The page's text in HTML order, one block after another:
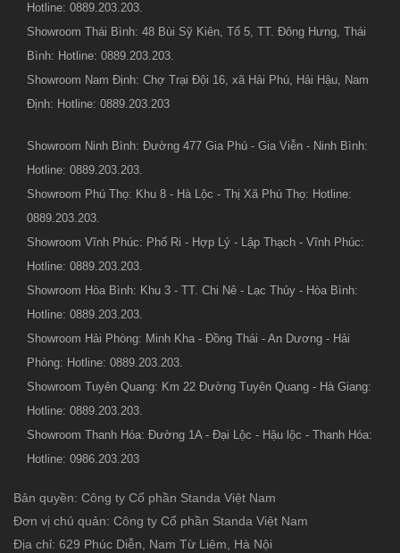
Hotline: 0889.203.203.
Showroom Thái Bình: 48 Bùi Sỹ Kiên, Tổ 5, TT. Đông Hưng, Thái
Bình: Hotline: 0889.203.203.
Showroom Nam Định: Chợ Trại Đội 16, xã Hải Phú, Hải Hậu, Nam
Định: Hotline: 0889.203.203
Showroom Ninh Bình: Đường 477 Gia Phú - Gia Viễn - Ninh Bình:
Hotline: 0889.203.203.
Showroom Phú Thọ: Khu 8 - Hà Lộc - Thị Xã Phú Thọ: Hotline:
0889.203.203.
Showroom Vĩnh Phúc: Phố Ri - Hợp Lý - Lập Thạch - Vĩnh Phúc:
Hotline: 0889.203.203.
Showroom Hòa Bình: Khu 3 - TT. Chi Nê - Lạc Thủy - Hòa Bình:
Hotline: 0889.203.203.
Showroom Hải Phòng: Minh Kha - Đồng Thái - An Dương - Hải
Phòng: Hotline: 0889.203.203.
Showroom Tuyên Quang: Km 22 Đường Tuyên Quang - Hà Giang:
Hotline: 0889.203.203.
Showroom Thanh Hóa: Đường 1A - Đại Lộc - Hậu lộc - Thanh Hóa:
Hotline: 0986.203.203
Bản quyền: Công ty Cổ phần Standa Việt Nam
Đơn vị chủ quản: Công ty Cổ phần Standa Việt Nam
Địa chỉ: 629 Phúc Diễn, Nam Từ Liêm, Hà Nội